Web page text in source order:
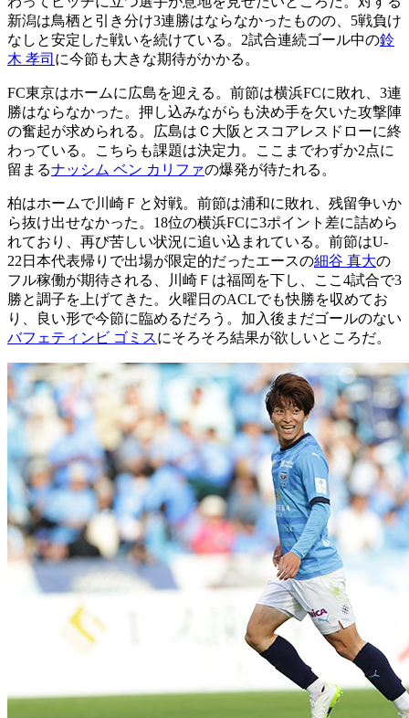
新潟は鳥栖と引き分け3連勝はならなかったものの、5戦負け
なしと安定した戦いを続けている。2試合連続ゴール中の鈴
木 孝司 に今節も大きな期待がかかる。
FC東京はホームに広島を迎える。前節は横浜FCに敗れ、3連
勝はならなかった。押し込みながらも決め手を欠いた攻撃陣
の奮起が求められる。広島はＣ大阪とスコアレスドローに終
わっている。こちらも課題は決定力。ここまでわずか2点に
留まるナッシム ベン カリファの爆発が待たれる。
柏はホームで川崎Ｆと対戦。前節は浦和に敗れ、残留争いか
ら抜け出せなかった。18位の横浜FCに3ポイント差に詰めら
れており、再び苦しい状況に追い込まれている。前節はU-
22日本代表帰りで出場が限定的だったエースの細谷 真大の
フル稼働が期待される、川崎Ｆは福岡を下し、ここ4試合で3
勝と調子を上げてきた。火曜日のACLでも快勝を収めてお
り、良い形で今節に臨めるだろう。加入後まだゴールのない
バフェティンビ ゴミスにそろそろ結果が欲しいところだ。